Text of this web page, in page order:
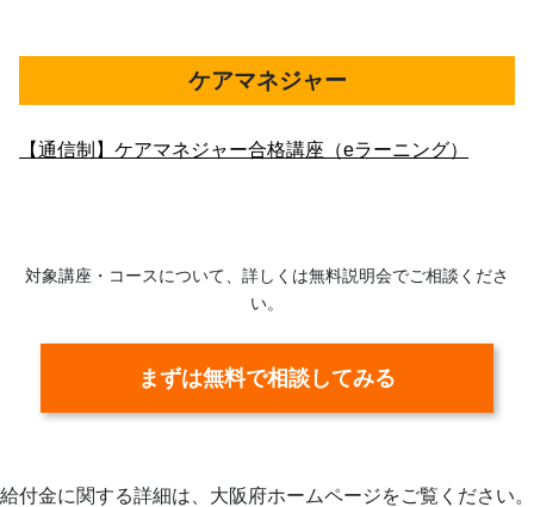
ケアマネジャー
【通信制】ケアマネジャー合格講座（eラーニング）
対象講座・コースについて、詳しくは無料説明会でご相談くださ
い。
まずは無料で相談してみる
給付金に関する詳細は、大阪府ホームページをご覧ください。